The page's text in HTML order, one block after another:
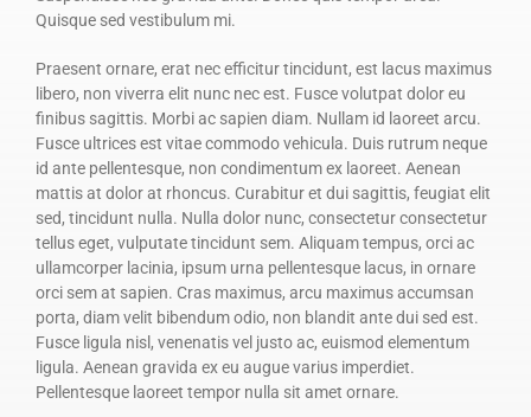
Quisque sed vestibulum mi.
Praesent ornare, erat nec efficitur tincidunt, est lacus maximus
libero, non viverra elit nunc nec est. Fusce volutpat dolor eu
finibus sagittis. Morbi ac sapien diam. Nullam id laoreet arcu.
Fusce ultrices est vitae commodo vehicula. Duis rutrum neque
id ante pellentesque, non condimentum ex laoreet. Aenean
mattis at dolor at rhoncus. Curabitur et dui sagittis, feugiat elit
sed, tincidunt nulla. Nulla dolor nunc, consectetur consectetur
tellus eget, vulputate tincidunt sem. Aliquam tempus, orci ac
ullamcorper lacinia, ipsum urna pellentesque lacus, in ornare
orci sem at sapien. Cras maximus, arcu maximus accumsan
porta, diam velit bibendum odio, non blandit ante dui sed est.
Fusce ligula nisl, venenatis vel justo ac, euismod elementum
ligula. Aenean gravida ex eu augue varius imperdiet.
Pellentesque laoreet tempor nulla sit amet ornare.